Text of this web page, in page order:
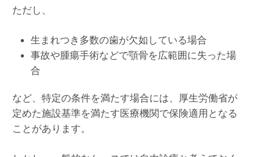
ただし、
生まれつき多数の歯が欠如している場合
事故や腫瘍手術などで顎骨を広範囲に失った場
合
など、特定の条件を満たす場合には、厚生労働省が
定めた施設基準を満たす医療機関で保険適用となる
ことがあります。